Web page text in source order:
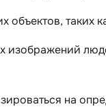
объектов, таких
изображений
на